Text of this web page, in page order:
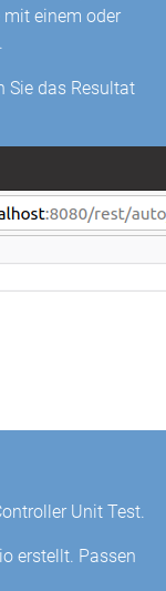
mit einem oder
Sie das Resultat
Unit Test.
erstellt. Passen